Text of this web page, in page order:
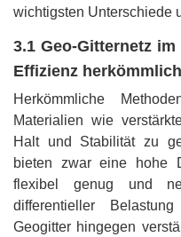
wichtigsten Unterschiede
3.1 Geo-Gitternetz
Effizienz
Herkömmliche
Materialien wie
Halt und Stabilität zu
bieten zwar eine hohe
flexibel genug und
differentieller
Geogitter hingegen